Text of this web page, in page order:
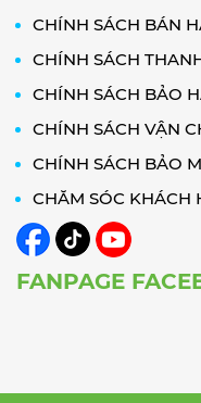
CHÍNH SÁCH BÁN
CHÍNH SÁCH
CHÍNH SÁCH BẢO
CHÍNH SÁCH VẬN
CHÍNH SÁCH BẢO
CHĂM SÓC KHÁCH
FANPAGE